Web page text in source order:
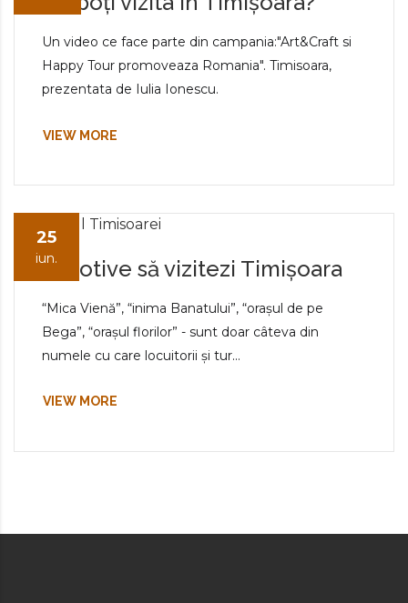
Un video ce face parte din campania:"Art&Craft si
Happy Tour promoveaza Romania". Timisoara,
prezentata de Iulia Ionescu.
VIEW MORE
25
iun.
7 motive să vizitezi Timișoara
“Mica Vienă”, “inima Banatului”, “orașul de pe
Bega”, “orașul florilor” - sunt doar câteva din
numele cu care locuitorii și tur...
VIEW MORE